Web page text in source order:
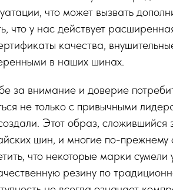
что может вызвать
что у нас действует
качества,
в наших шинах.
за внимание и доверие
не только с привычными
Этот образ, сложившийся
шин, и многие по-прежнему
что некоторые марки сумели
резину по